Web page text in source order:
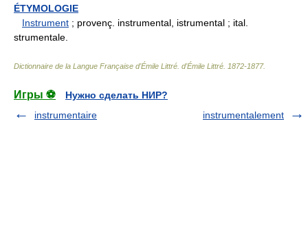
ÉTYMOLOGIE
Instrument ; provenç. instrumental, istrumental ; ital.
strumentale.
Dictionnaire de la Langue Française d'Émile Littré d'Émile Littré 1872-1877.
Игры ⚽
Нужно сделать НИР?
instrumentaire
instrumentalement